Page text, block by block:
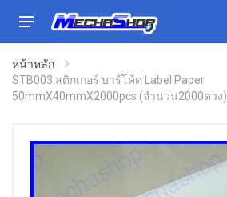
หน้าหลัก
STB003:สติกเกอร์ บาร์โค้ด Label Paper
50mmX40mmX2000pcs (จำนวน2000ดวง)